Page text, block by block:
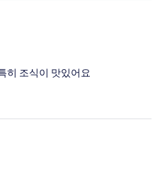
히 조식이 맛있어요